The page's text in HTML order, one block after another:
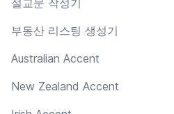
부동산 리스팅 생성기
Australian Accent
New Zealand Accent